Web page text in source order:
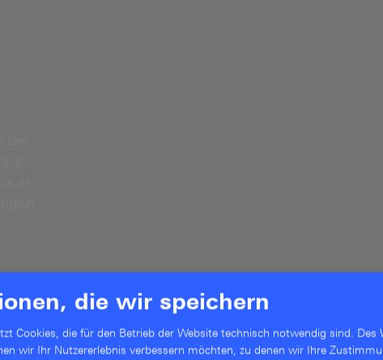
in
die wir speichern
Cookies, die für den Betrieb der Website technisch notwendig sind. Des
wir Ihr Nutzererlebnis verbessern möchten, zu denen wir Ihre